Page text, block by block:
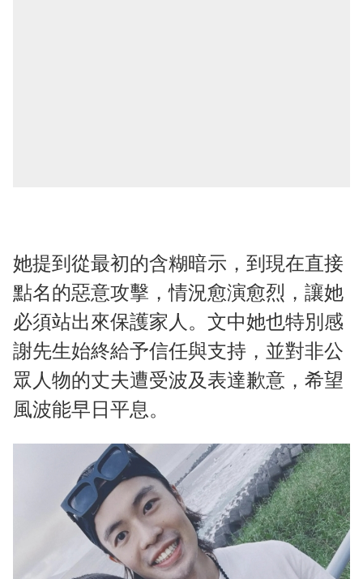
她提到從最初的含糊暗示，到現在直接
點名的惡意攻擊，情況愈演愈烈，讓她
必須站出來保護家人。文中她也特別感
謝先生始終給予信任與支持，並對非公
眾人物的丈夫遭受波及表達歉意，希望
風波能早日平息。